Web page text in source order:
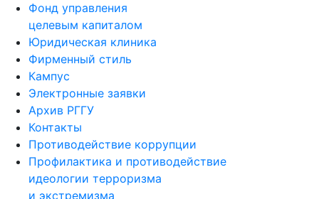
Фонд управления
целевым капиталом
Юридическая клиника
Фирменный стиль
Кампус
Электронные заявки
Архив РГГУ
Контакты
Противодействие коррупции
Профилактика и противодействие
идеологии терроризма
и экстремизма